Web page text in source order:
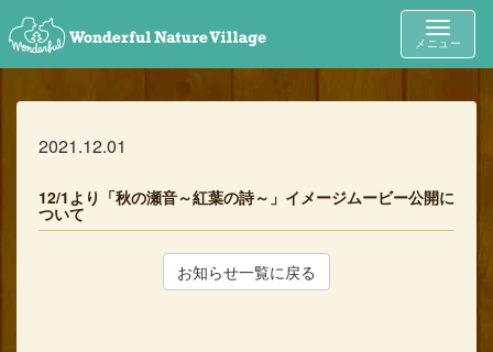
Toggle
メニュー
2021.12.01
12/1より「秋の瀬音～紅葉の詩～」イメージムービー公開に
ついて
お知らせ一覧に戻る